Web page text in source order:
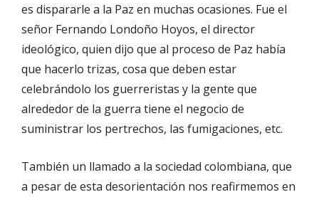
es dispararle a la Paz en muchas ocasiones. Fue el
señor Fernando Londoño Hoyos, el director
ideológico, quien dijo que al proceso de Paz había
que hacerlo trizas, cosa que deben estar
celebrándolo los guerreristas y la gente que
alrededor de la guerra tiene el negocio de
suministrar los pertrechos, las fumigaciones, etc.
También un llamado a la sociedad colombiana, que
a pesar de esta desorientación nos reafirmemos en